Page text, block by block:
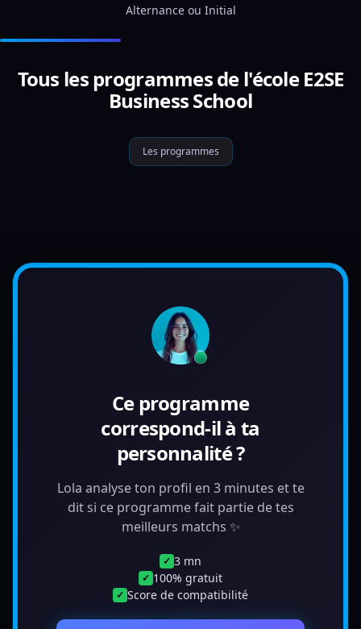
Alternance ou Initial
Tous les programmes de l'école E2SE
Business School
Les programmes
Ce programme
correspond-il à ta
personnalité ?
Lola analyse ton profil en 3 minutes et te
dit si ce programme fait partie de tes
meilleurs matchs ✨
✓ 3 mn
✓ 100% gratuit
✓ Score de compatibilité